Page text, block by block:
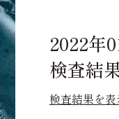
2022年
検査結
検査結果を